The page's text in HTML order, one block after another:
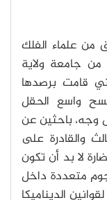
من علماء الفلك
من جامعة ولاية
مجرة، والتي قامت برصدها
واسع الحقل
وجه، باحثين عن
والقادرة على
لا بد أن تكون
متعددة داخل
الديناميكا